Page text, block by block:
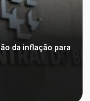
da inflação para